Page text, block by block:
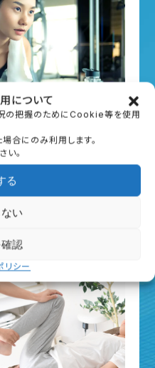
について
の把握のためにCookie等を使用
合にのみ利用します。
。
る
い
認
シー
ーニング
約40分）
ちら